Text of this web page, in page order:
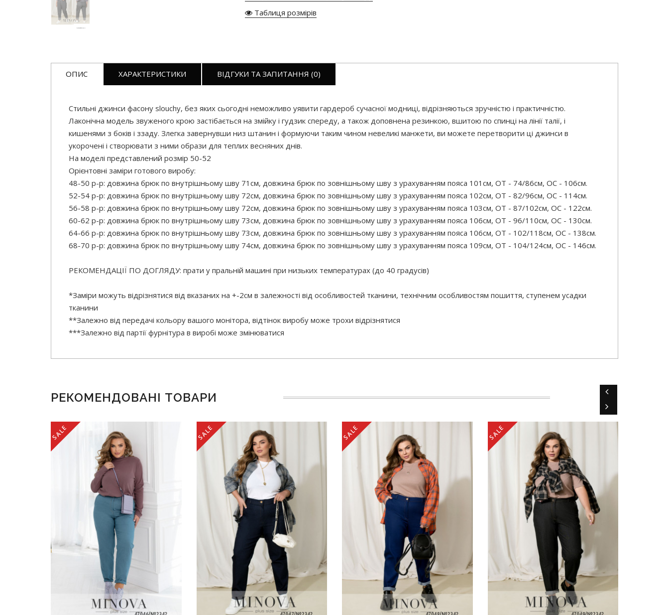
Таблиця розмірів
ОПИС ХАРАКТЕРИСТИКИ ВІДГУКИ ТА ЗАПИТАННЯ (0)
Стильні джинси фасону slouchy, без яких сьогодні неможливо уявити гардероб сучасної модниці, відрізняються зручністю і практичністю.
Лаконічна модель звуженого крою застібається на змійку і гудзик спереду, а також доповнена резинкою, вшитою по спинці на лінії талії, і
кишенями з боків і ззаду. Злегка завернувши низ штанин і формуючи таким чином невеликі манжети, ви можете перетворити ці джинси в
укорочені і створювати з ними образи для теплих весняних днів.
На моделі представлений розмір 50-52
Орієнтовні заміри готового виробу:
48-50 р-р: довжина брюк по внутрішньому шву 71см, довжина брюк по зовнішньому шву з урахуванням пояса 101см, ОТ - 74/86см, ОС - 106см.
52-54 р-р: довжина брюк по внутрішньому шву 72см, довжина брюк по зовнішньому шву з урахуванням пояса 102см, ОТ - 82/96см, ОС - 114см.
56-58 р-р: довжина брюк по внутрішньому шву 72см, довжина брюк по зовнішньому шву з урахуванням пояса 103см, ОТ - 87/102см, ОС - 122см.
60-62 р-р: довжина брюк по внутрішньому шву 73см, довжина брюк по зовнішньому шву з урахуванням пояса 106см, ОТ - 96/110см, ОС - 130см.
64-66 р-р: довжина брюк по внутрішньому шву 73см, довжина брюк по зовнішньому шву з урахуванням пояса 106см, ОТ - 102/118см, ОС - 138см.
68-70 р-р: довжина брюк по внутрішньому шву 74см, довжина брюк по зовнішньому шву з урахуванням пояса 109см, ОТ - 104/124см, ОС - 146см.
РЕКОМЕНДАЦІЇ ПО ДОГЛЯДУ: прати у пральній машині при низьких температурах (до 40 градусів)
*Заміри можуть відрізнятися від вказаних на +-2см в залежності від особливостей тканини, технічним особливостям пошиття, ступенем усадки
тканини
**Залежно від передачі кольору вашого монітора, відтінок виробу може трохи відрізнятися
***Залежно від партії фурнітура в виробі може змінюватися
РЕКОМЕНДОВАНІ ТОВАРИ
SALE SALE SALE SALE